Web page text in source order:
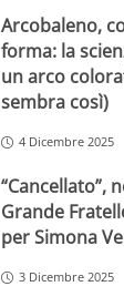
Arcobaleno,
forma: la
un arco
sembra così)
4 Dicembre 2025
“Cancellato”,
Grande
per Simona
3 Dicembre 2025